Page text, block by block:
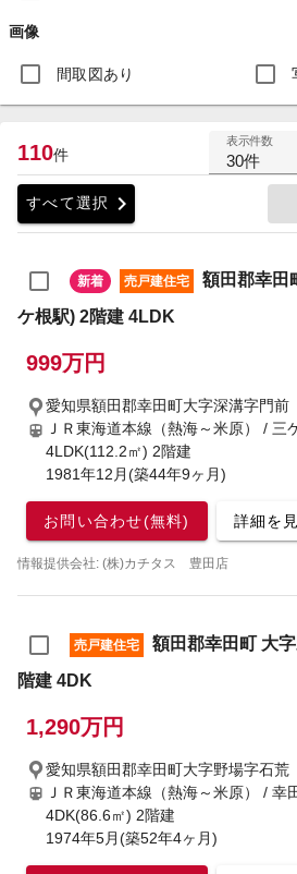
画像
間取図あり
110件
表示件数
30件
すべて選択 chevron_right
新着 売戸建住宅
額田郡幸田
ケ根駅) 2階建 4LDK
999万円
愛知県額田郡幸田町大字深溝字門前
ＪＲ東海道本線（熱海～米原） / 三
4LDK(112.2㎡) 2階建
1981年12月(築44年9ヶ月)
お問い合わせ(無料) 詳細を
情報提供会社: (株)カチタス 豊田店
売戸建住宅
額田郡幸田町 大
階建 4DK
1,290万円
愛知県額田郡幸田町大字野場字石荒
ＪＲ東海道本線（熱海～米原） / 幸
4DK(86.6㎡) 2階建
1974年5月(築52年4ヶ月)